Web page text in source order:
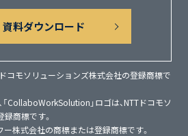
ドするだけで、AI検査を無料で
。この機会にぜひ実際の使用感
ました！
資料ダウンロード
コモソリューションズ株式会社の登録商標で
CollaboWorkSolution」ロゴは、NTTドコモソ
商標です。
ー株式会社の商標または登録商標です。